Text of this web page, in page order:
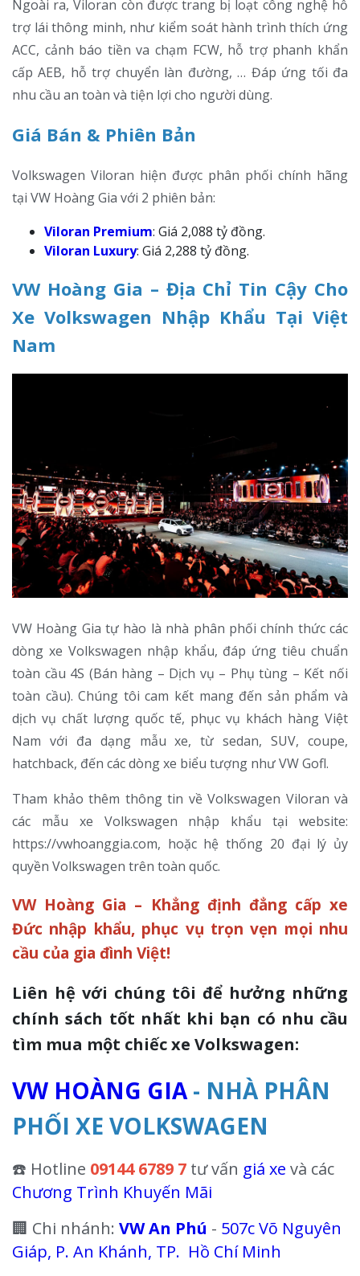
Ngoài ra, Viloran còn được trang bị loạt công nghệ hỗ
trợ lái thông minh, như kiểm soát hành trình thích ứng
ACC, cảnh báo tiền va chạm FCW, hỗ trợ phanh khẩn
cấp AEB, hỗ trợ chuyển làn đường, … Đáp ứng tối đa
nhu cầu an toàn và tiện lợi cho người dùng.
Giá Bán & Phiên Bản
Volkswagen Viloran hiện được phân phối chính hãng
tại VW Hoàng Gia với 2 phiên bản:
Viloran Premium: Giá 2,088 tỷ đồng.
Viloran Luxury: Giá 2,288 tỷ đồng.
VW Hoàng Gia – Địa Chỉ Tin Cậy Cho
Xe Volkswagen Nhập Khẩu Tại Việt
Nam
VW Hoàng Gia tự hào là nhà phân phối chính thức các
dòng xe Volkswagen nhập khẩu, đáp ứng tiêu chuẩn
toàn cầu 4S (Bán hàng – Dịch vụ – Phụ tùng – Kết nối
toàn cầu). Chúng tôi cam kết mang đến sản phẩm và
dịch vụ chất lượng quốc tế, phục vụ khách hàng Việt
Nam với đa dạng mẫu xe, từ sedan, SUV, coupe,
hatchback, đến các dòng xe biểu tượng như VW Gofl.
Tham khảo thêm thông tin về Volkswagen Viloran và
các mẫu xe Volkswagen nhập khẩu tại website:
https://vwhoanggia.com, hoặc hệ thống 20 đại lý ủy
quyền Volkswagen trên toàn quốc.
VW Hoàng Gia – Khẳng định đẳng cấp xe
Đức nhập khẩu, phục vụ trọn vẹn mọi nhu
cầu của gia đình Việt!
Liên hệ với chúng tôi để hưởng những
chính sách tốt nhất khi bạn có nhu cầu
tìm mua một chiếc xe Volkswagen:
VW HOÀNG GIA- NHÀ PHÂN
PHỐI XE VOLKSWAGEN
☎️ Hotline 09144 6789 7 tư vấn giá xe và các
Chương Trình Khuyến Mãi
🏢 Chi nhánh: VW An Phú - 507c Võ Nguyên
Giáp, P. An Khánh, TP. Hồ Chí Minh